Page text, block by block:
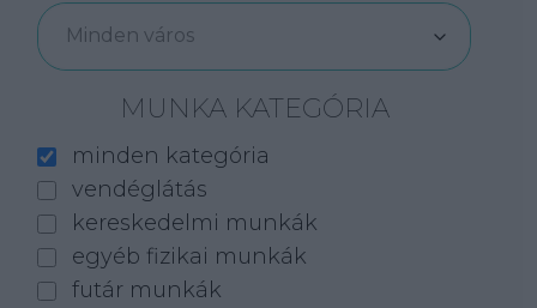
Minden város
MUNKA KATEGÓRIA
minden kategória
vendéglátás
kereskedelmi munkák
egyéb fizikai munkák
futár munkák